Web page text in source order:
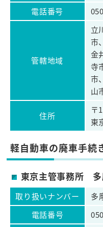
電話番号
管轄地域
立
市
金
寺
市
山
住所
〒
東
軽自動車の廃車手続
東京主管事務所 多
取り扱いナンバー
多
電話番号